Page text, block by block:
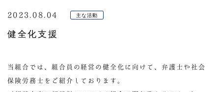
2023.08.04 主な活動
健全化支援
当組合では、組合員の経営の健全化に向けて、弁護士や社会
保険労務士をご紹介しております。